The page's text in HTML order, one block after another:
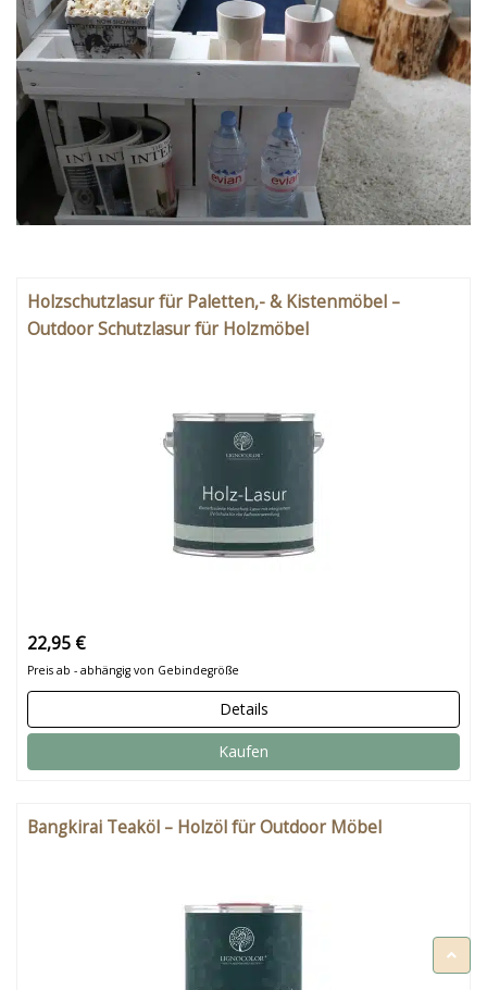
Holzschutzlasur für Paletten,- & Kistenmöbel –
Outdoor Schutzlasur für Holzmöbel
22,95 €
Preis ab - abhängig von Gebindegröße
Details
Kaufen
Bangkirai Teaköl – Holzöl für Outdoor Möbel